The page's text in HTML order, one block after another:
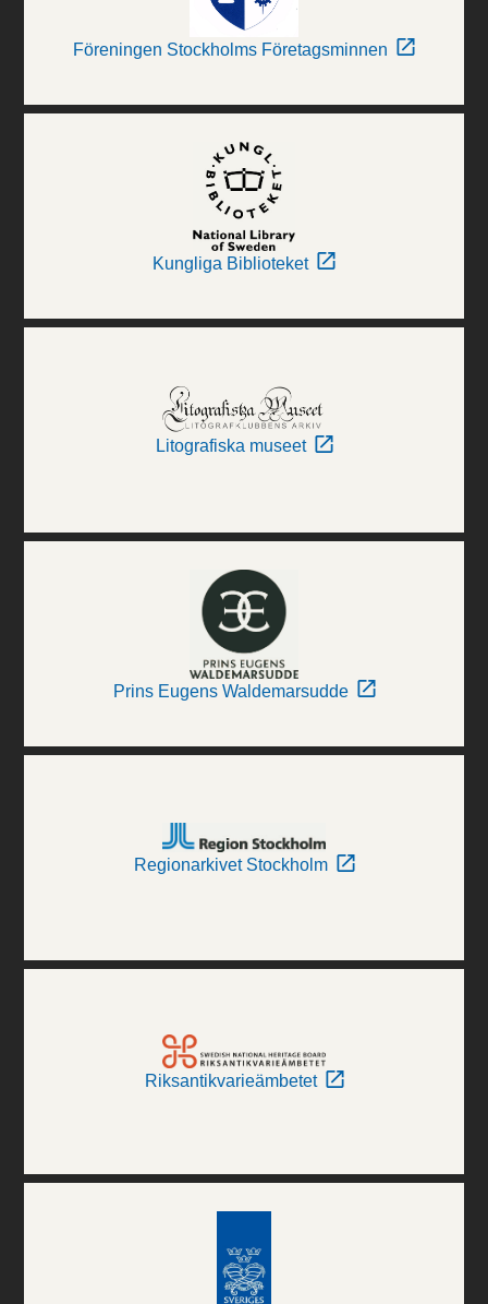
Föreningen Stockholms Företagsminnen
Kungliga Biblioteket
Litografiska museet
Prins Eugens Waldemarsudde
Regionarkivet Stockholm
Riksantikvarieämbetet